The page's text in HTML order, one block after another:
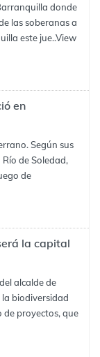
donde
las soberanas a
este jue..View
en
Según sus
de Soledad,
de
la capital
alcalde de
la biodiversidad
de proyectos, que